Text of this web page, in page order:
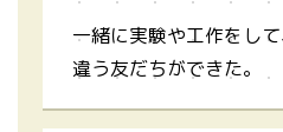
一緒に実験や工作をし
違う友だちができた。